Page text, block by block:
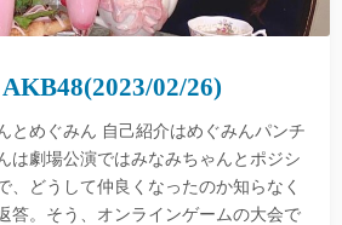
02/26)
とめぐみん 自己紹介はめぐみんパンチ
は劇場公演ではみなみちゃんとポジシ
、どうして仲良くなったのか知らなく
答。そう、オンラインゲームの大会で